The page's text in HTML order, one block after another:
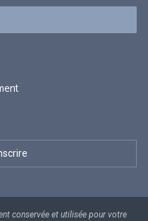
conservée et utilisée pour votre